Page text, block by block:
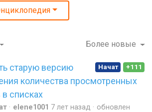
Более новые
+111
Начат
старую версию
количества просмотренных
списках
elene1001 7 лет назад
обновлен